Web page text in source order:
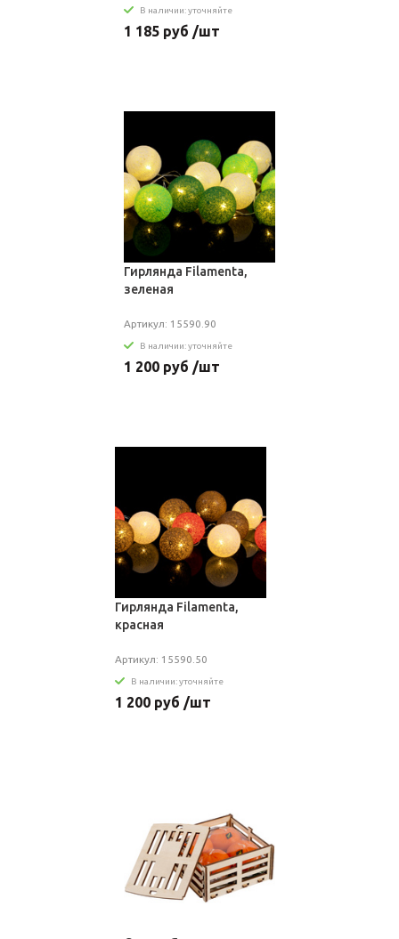
В наличии: уточняйте
1 185 руб /шт
Гирлянда Filamenta,
зеленая
Артикул: 15590.90
В наличии: уточняйте
1 200 руб /шт
Гирлянда Filamenta,
красная
Артикул: 15590.50
В наличии: уточняйте
1 200 руб /шт